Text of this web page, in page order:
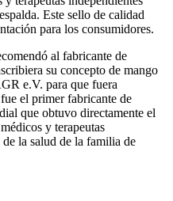
Este sello de calidad
para los consumidores.
al fabricante de
su concepto de mango
e.V. para que fuera
el primer fabricante de
que obtuvo directamente el
y terapeutas
la salud de la familia de